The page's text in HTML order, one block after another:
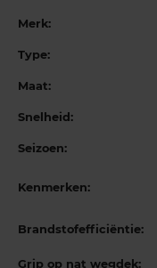
Merk:
Type:
Maat:
Snelheid:
Seizoen:
Kenmerken:
Brandstofefficiëntie:
Grip op nat wegdek: